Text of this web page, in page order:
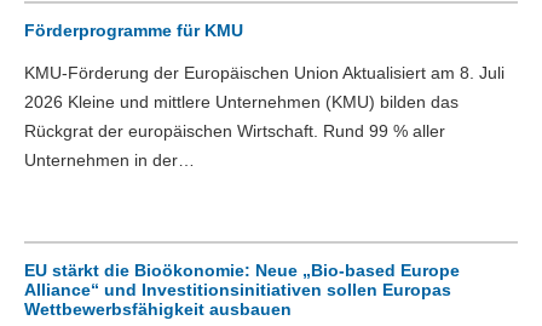
Förderprogramme für KMU
KMU-Förderung der Europäischen Union Aktualisiert am 8. Juli
2026 Kleine und mittlere Unternehmen (KMU) bilden das
Rückgrat der europäischen Wirtschaft. Rund 99 % aller
Unternehmen in der…
EU stärkt die Bioökonomie: Neue „Bio-based Europe
Alliance“ und Investitionsinitiativen sollen Europas
Wettbewerbsfähigkeit ausbauen